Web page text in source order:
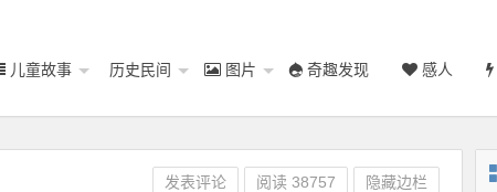
儿童故事 历史民间 图片 奇趣发现 感人
发表评论 阅读38757 隐藏边栏